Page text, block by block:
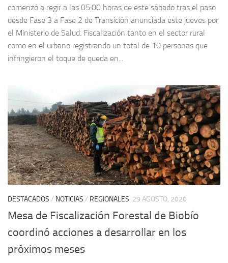
comenzó a regir a las 05:00 horas de este sábado tras el paso
desde Fase 3 a Fase 2 de Transición anunciada este jueves por
el Ministerio de Salud. Fiscalización tanto en el sector rural
como en el urbano registrando un total de 10 personas que
infringieron el toque de queda en...
DESTACADOS / NOTICIAS / REGIONALES 29 AGOSTO, 2020
Mesa de Fiscalización Forestal de Biobío
coordinó acciones a desarrollar en los
próximos meses